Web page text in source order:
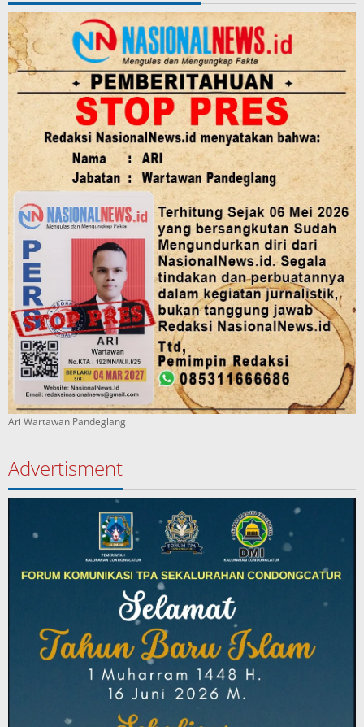
Ari Wartawan Pandeglang
Advertisment